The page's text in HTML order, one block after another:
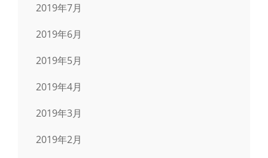
2019年7月
2019年6月
2019年5月
2019年4月
2019年3月
2019年2月